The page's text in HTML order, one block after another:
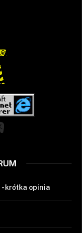
- krótka opinia